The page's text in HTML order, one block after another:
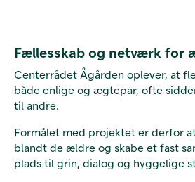
Fællesskab og netværk for
Centerrådet Ågården oplever, at
både enlige og ægtepar, ofte
til andre.
Formålet med projektet er derfor
blandt de ældre og skabe et fast
plads til grin, dialog og hyggelige